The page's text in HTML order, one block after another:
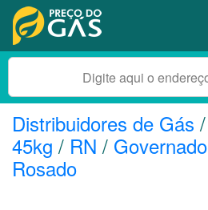
Distribuidores de Gás /
45kg / RN /
Rosado